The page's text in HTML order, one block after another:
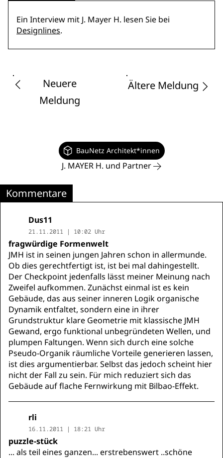
Ein Interview mit J. Mayer H. lesen Sie bei
Designlines.
Neuere
Meldung
Ältere Meldung
BauNetz Architekt*innen
J. MAYER H. und Partner
Kommentare
Dus11
21.11.2011 | 10:02 Uhr
fragwürdige Formenwelt
JMH ist in seinen jungen Jahren schon in allermunde.
Ob dies gerechtfertigt ist, ist bei mal dahingestellt.
Der Checkpoint jedenfalls lässt meiner Meinung nach
Zweifel aufkommen. Zunächst einmal ist es kein
Gebäude, das aus seiner inneren Logik organische
Dynamik entfaltet, sondern eine in ihrer
Grundstruktur klare Geometrie mit klassische JMH
Gewand, ergo funktional unbegründeten Wellen, und
plumpen Faltungen. Wenn sich durch eine solche
Pseudo-Organik räumliche Vorteile generieren lassen,
ist dies argumentierbar. Selbst das jedoch scheint hier
nicht der Fall zu sein. Für mich reduziert sich das
Gebäude auf flache Fernwirkung mit Bilbao-Effekt.
rli
16.11.2011 | 18:21 Uhr
puzzle-stück
... als teil eines ganzen... erstrebenswert ..schöne